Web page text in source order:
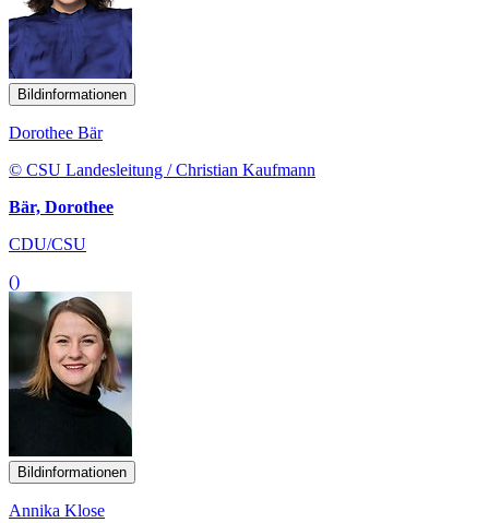
Bildinformationen
Dorothee Bär
© CSU Landesleitung / Christian Kaufmann
Bär, Dorothee
CDU/CSU
()
Bildinformationen
Annika Klose